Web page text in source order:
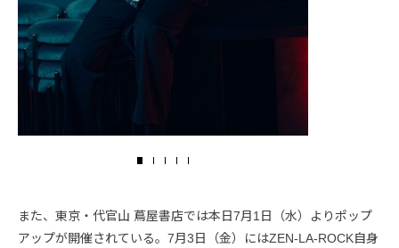
また、東京・代官山 蔦屋書店では本日7月1日（水）よりポップ
アップが開催されている。7月3日（金）にはZEN-LA-ROCK自身